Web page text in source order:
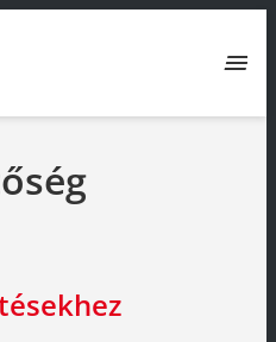
menu